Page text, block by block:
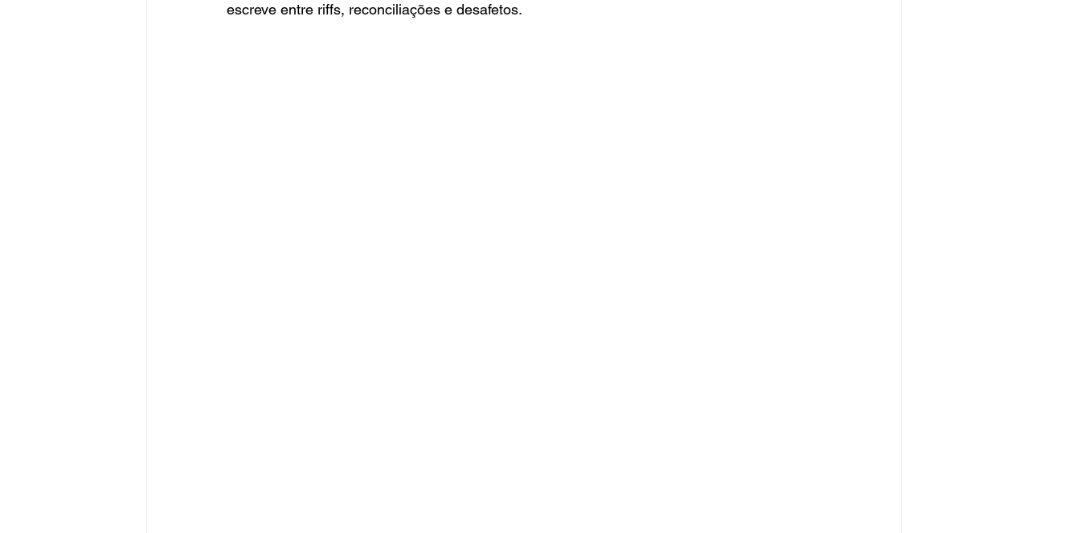
escreve entre riffs, reconciliações e desafetos.